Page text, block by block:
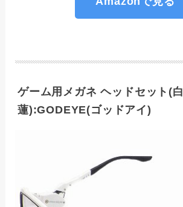
ゲーム用メガネ ヘッドセット(白
蓮):GODEYE(ゴッドアイ)